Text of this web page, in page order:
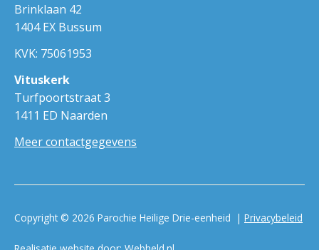
Brinklaan 42
1404 EX Bussum
KVK: 75061953
Vituskerk
Turfpoortstraat 3
1411 ED Naarden
Meer contactgegevens
Copyright © 2026 Parochie Heilige Drie-eenheid | Privacybeleid